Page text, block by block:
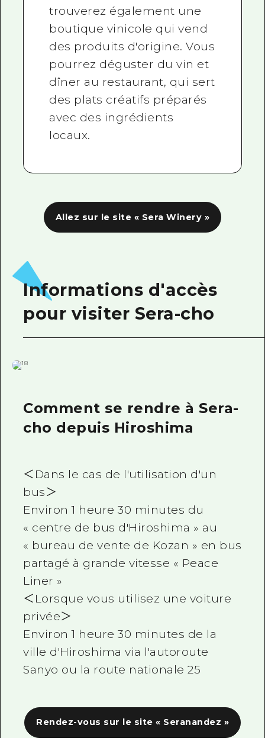
trouverez également une
boutique vinicole qui vend
des produits d'origine. Vous
pourrez déguster du vin et
dîner au restaurant, qui sert
des plats créatifs préparés
avec des ingrédients
locaux.
Allez sur le site « Sera Winery »
Informations d'accès
pour visiter Sera-cho
Comment se rendre à Sera-
cho depuis Hiroshima
＜Dans le cas de l'utilisation d'un
bus＞
Environ 1 heure 30 minutes du
« centre de bus d'Hiroshima » au
« bureau de vente de Kozan » en bus
partagé à grande vitesse « Peace
Liner »
＜Lorsque vous utilisez une voiture
privée＞
Environ 1 heure 30 minutes de la
ville d'Hiroshima via l'autoroute
Sanyo ou la route nationale 25
Rendez-vous sur le site « Seranandez »